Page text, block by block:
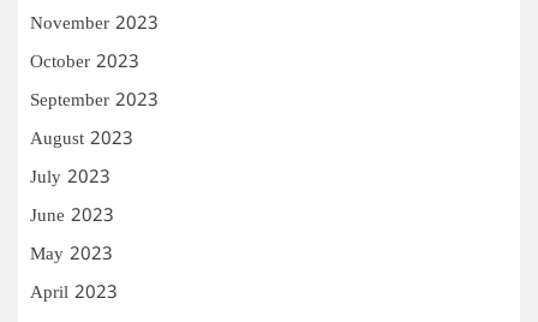
November 2023
October 2023
September 2023
August 2023
July 2023
June 2023
May 2023
April 2023